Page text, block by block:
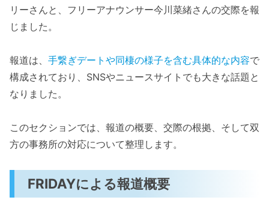
リーさんと、フリーアナウンサー今川菜緒さんの交際を報
じました。
報道は、 手繋ぎデートや同棲の様子を含む具体的な内容で
構成されており、SNSやニュースサイトでも大きな話題と
なりました。
このセクションでは、報道の概要、交際の根拠、そして双
方の事務所の対応について整理します。
FRIDAYによる報道概要